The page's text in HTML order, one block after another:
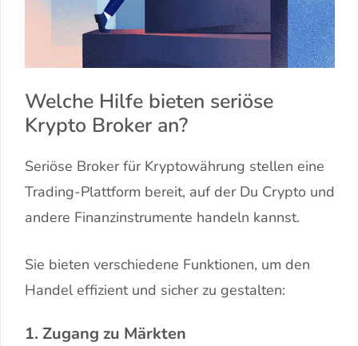
Welche Hilfe bieten seriöse
Krypto Broker an?
Seriöse Broker für Kryptowährung stellen eine
Trading-Plattform bereit, auf der Du Crypto und
andere Finanzinstrumente handeln kannst.
Sie bieten verschiedene Funktionen, um den
Handel effizient und sicher zu gestalten:
1. Zugang zu Märkten